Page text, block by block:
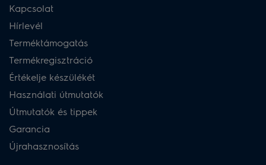
Kapcsolat
Hírlevél
Terméktámogatás
Termékregisztráció
Értékelje készülékét
Használati útmutatók
Útmutatók és tippek
Garancia
Újrahasznosítás